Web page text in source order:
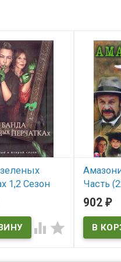
1,2 Сезон
(4DVD)
 
Часть
(4DVD)
В
Amazonia
902 ₽